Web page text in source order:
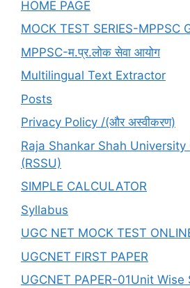
HOME PAGE
MOCK TEST SERIES-MPPSC
MPPSC-म.प्र.लोक सेवा आयोग
Multilingual Text Extractor
Posts
Privacy Policy /(और अस्वीकरण)
Raja Shankar Shah
(RSSU)
SIMPLE CALCULATOR
Syllabus
UGC NET MOCK TEST
UGCNET FIRST PAPER
UGCNET PAPER-01Unit Wise